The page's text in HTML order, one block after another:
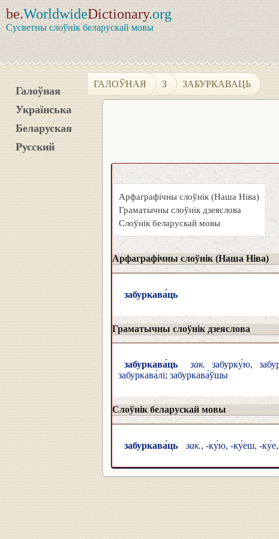
be.WorldwideDictionary.org
Сусветны слоўнік беларускай мовы
Галоўная
Українська
Беларуская
Русский
ГАЛОЎНАЯ З ЗАБУРКАВАЦЬ
Арфаграфічны слоўнік (Наша Ніва)
Граматычны слоўнік дзеяслова
Слоўнік беларускай мовы
Арфаграфічны слоўнік (Наша Ніва)
забуркава́ць
Граматычны слоўнік дзеяслова
забуркава́ць зак. забурку́ю,
забуркава́лі; забуркава́ўшы
Слоўнік беларускай мовы
забуркава́ць зак., -ку́ю, -ку́еш, -